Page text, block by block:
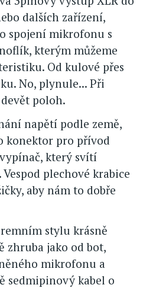
dalších zařízení,
spojení mikrofonu s
kterým můžeme
Od kulové přes
No, plynule... Při
poloh.
napětí podle země,
konektor pro přívod
který svítí
plechové krabice
aby nám to dobře
stylu krásně
zhruba jako od bot,
mikrofonu a
sedmipinový kabel o